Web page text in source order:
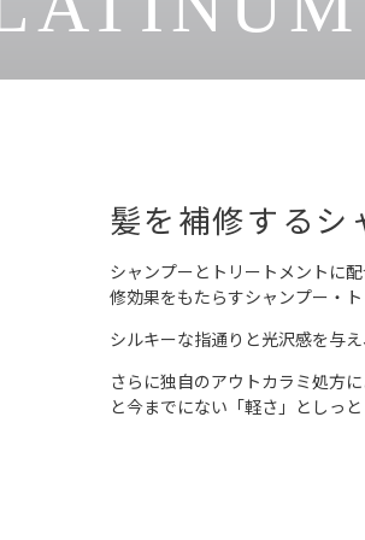
髪を補修するシ
シャンプーとトリートメントに
修効果をもたらすシャンプー・ト
シルキーな指通りと光沢感を与
さらに独自のアウトカラミ処方
と今までにない「軽さ」としっ